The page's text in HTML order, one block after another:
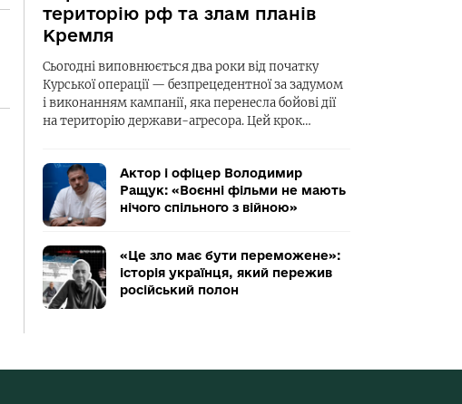
територію рф та злам планів
Кремля
Сьогодні виповнюється два роки від початку
Курської операції — безпрецедентної за задумом
і виконанням кампанії, яка перенесла бойові дії
на територію держави-агресора. Цей крок…
Актор і офіцер Володимир
Ращук: «Воєнні фільми не мають
нічого спільного з війною»
«Це зло має бути переможене»:
історія українця, який пережив
російський полон